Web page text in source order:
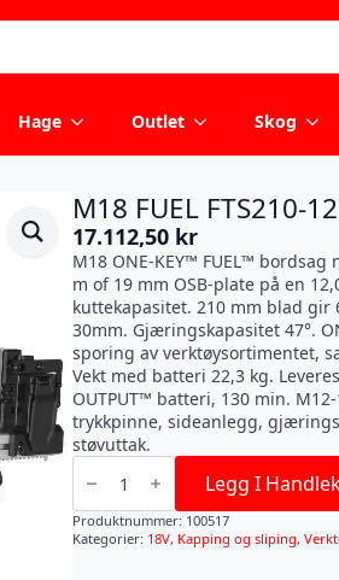
Hage Outlet Skog
M18 FUEL FTS210-
17.112,50 kr
M18 ONE-KEY™ FUEL™ bordsag
m of 19 mm OSB-plate på en
kuttekapasitet. 210 mm blad gir
30mm. Gjæringskapasitet 47°.
sporing av verktøysortimentet,
Vekt med batteri 22,3 kg.
OUTPUT™ batteri, 130 min.
trykkpinne, sideanlegg,
støvuttak.
M18
FUEL
FTS210-
121
Bordsag
Onekey
Legg I
Produktnummer: 100517
Kategorier: 18V, Kapping og sliping,